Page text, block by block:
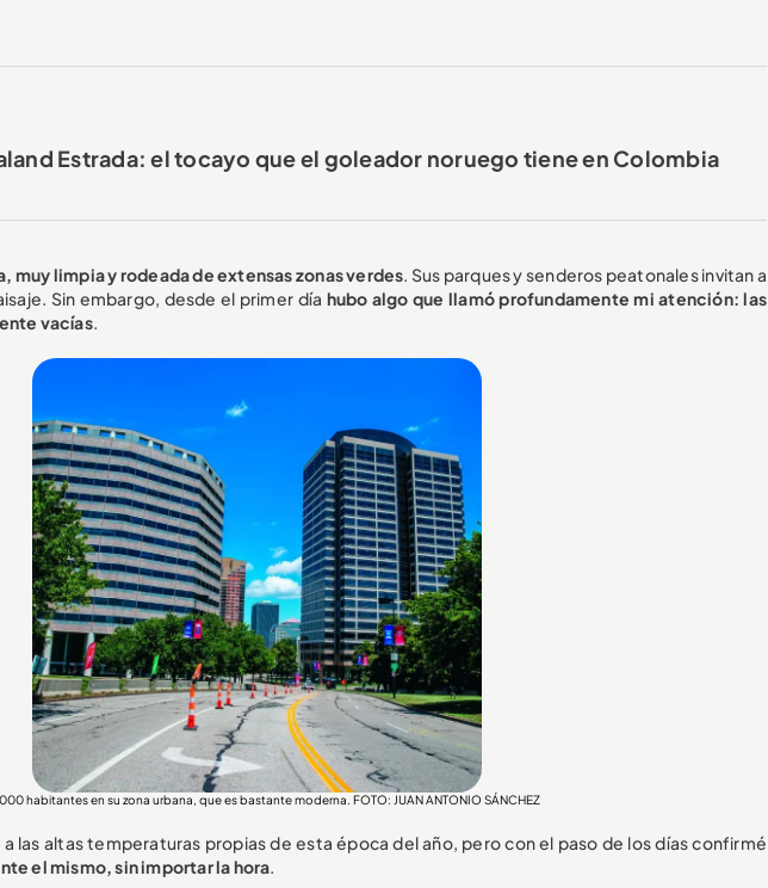
Estrada: el tocayo que el goleador noruego tiene en Colombia
muy limpia y rodeada de extensas zonas verdes. Sus parques y senderos peatonales invitan a
Sin embargo, desde el primer día hubo algo que llamó profundamente mi atención: las
vacías.
habitantes en su zona urbana, que es bastante moderna. FOTO: JUAN ANTONIO SÁNCHEZ
las altas temperaturas propias de esta época del año, pero con el paso de los días confirmé
el mismo, sin importar la hora.